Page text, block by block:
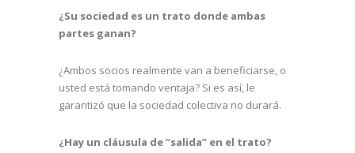
¿Su sociedad es un trato donde ambas
partes ganan?
¿Ambos socios realmente van a beneficiarse, o
usted está tomando ventaja? Si es así, le
garantizó que la sociedad colectiva no durará.
¿Hay un cláusula de “salida” en el trato?